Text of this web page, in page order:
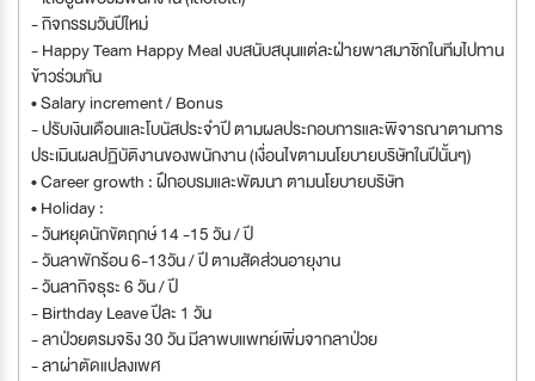
- กิจกรรมวันปีใหม่
- Happy Team Happy Meal งบสนับสนุนแต่ละฝ่ายพาสมาชิกในทีมไปทาน
ข้าวร่วมกัน
• Salary increment / Bonus
- ปรับเงินเดือนและโบนัสประจำปี ตามผลประกอบการและพิจารณาตามการ
ประเมินผลปฏิบัติงานของพนักงาน (เงื่อนไขตามนโยบายบริษัทในปีนั้นๆ)
• Career growth : ฝึกอบรมและพัฒนา ตามนโยบายบริษัท
• Holiday :
- วันหยุดนักขัตฤกษ์ 14 -15 วัน / ปี
- วันลาพักร้อน 6-13วัน / ปี ตามสัดส่วนอายุงาน
- วันลากิจธุระ 6 วัน / ปี
- Birthday Leave ปีละ 1 วัน
- ลาป่วยตรมจริง 30 วัน มีลาพบแพทย์เพิ่มจากลาป่วย
- ลาผ่าตัดแปลงเพศ